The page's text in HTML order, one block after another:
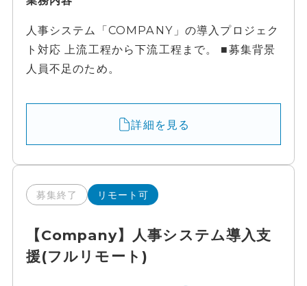
人事システム「COMPANY」の導入プロジェク
ト対応 上流工程から下流工程まで。 ■募集背景
人員不足のため。
詳細を見る
募集終了 リモート可
【Company】人事システム導入支
援(フルリモート)